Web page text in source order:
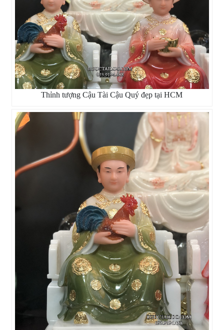
Thỉnh tượng Cậu Tài Cậu Quý đẹp tại HCM